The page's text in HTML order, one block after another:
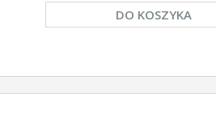
DO KOSZYKA